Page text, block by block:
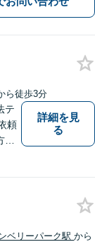
ら徒歩3分
テ
頼
詳細を見
る
ベリーパーク駅から